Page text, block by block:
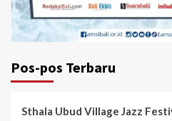
Pos-pos Terbaru
Sthala Ubud Village Jazz